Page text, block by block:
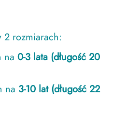
2 rozmiarach:
na 0-3 lata (długość 20
na 3-10 lat (długość 22